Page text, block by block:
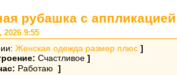
рубашка с аппликацией
9:55
Женская одежда размер плюс ]
Счастливое ]
Работаю ]